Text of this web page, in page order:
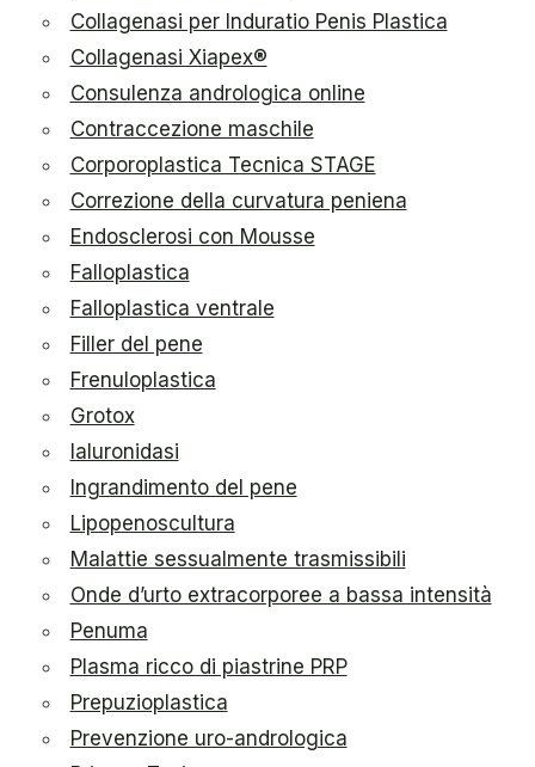
Collagenasi per Induratio Penis Plastica
Collagenasi Xiapex®
Consulenza andrologica online
Contraccezione maschile
Corporoplastica Tecnica STAGE
Correzione della curvatura peniena
Endosclerosi con Mousse
Falloplastica
Falloplastica ventrale
Filler del pene
Frenuloplastica
Grotox
Ialuronidasi
Ingrandimento del pene
Lipopenoscultura
Malattie sessualmente trasmissibili
Onde d’urto extracorporee a bassa intensità
Penuma
Plasma ricco di piastrine PRP
Prepuzioplastica
Prevenzione uro-andrologica